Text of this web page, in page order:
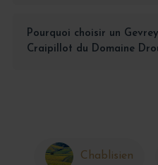
Pourquoi choisir un
Craipillot du Domaine
Chablisien